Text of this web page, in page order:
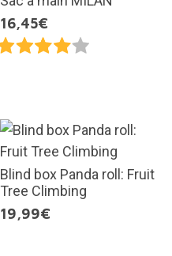
16,45€
Blind box Panda roll: Fruit
Tree Climbing
19,99€